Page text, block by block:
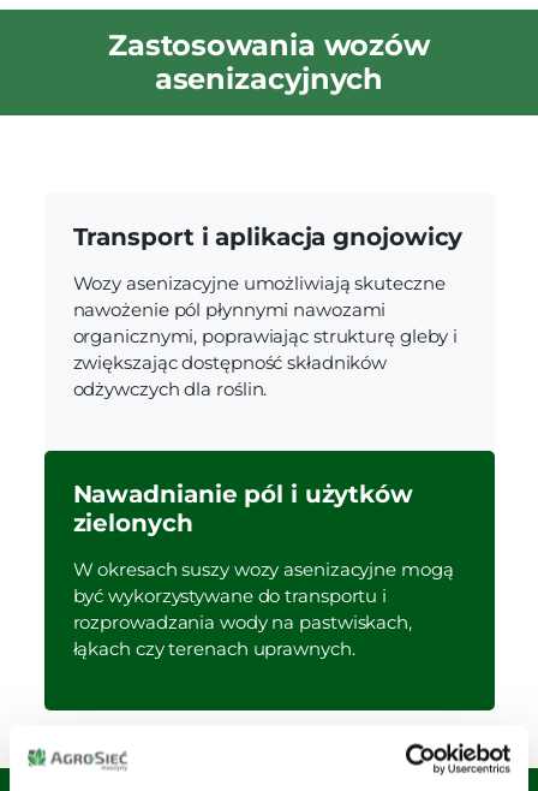
Zastosowania wozów
asenizacyjnych
Transport i aplikacja gnojowicy
Wozy asenizacyjne umożliwiają skuteczne
nawożenie pól płynnymi nawozami
organicznymi, poprawiając strukturę gleby i
zwiększając dostępność składników
odżywczych dla roślin.
Nawadnianie pól i użytków
zielonych
W okresach suszy wozy asenizacyjne mogą
być wykorzystywane do transportu i
rozprowadzania wody na pastwiskach,
łąkach czy terenach uprawnych.